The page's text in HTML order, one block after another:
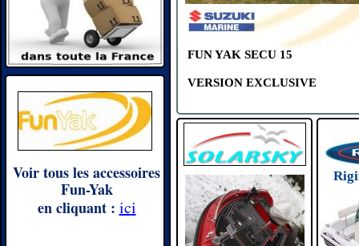
FUN YAK SECU 15
VERSION EXCLUSIVE
+
Voir tous les accessoires
Fun-Yak
en cliquant : ici